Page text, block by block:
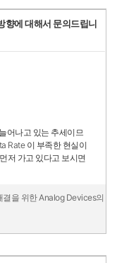
향에 대해서 문의드립니
어나고 있는 추세이므
Rate 이 부족한 현실이
저 가고 있다고 보시면
을 위한 Analog Devices의